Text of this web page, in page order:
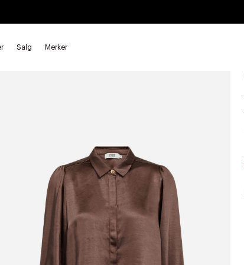
Salg Merker
skjorter